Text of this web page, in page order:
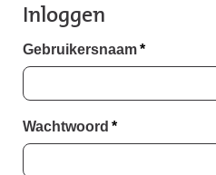
Inloggen
Gebruikersnaam*
Wachtwoord *